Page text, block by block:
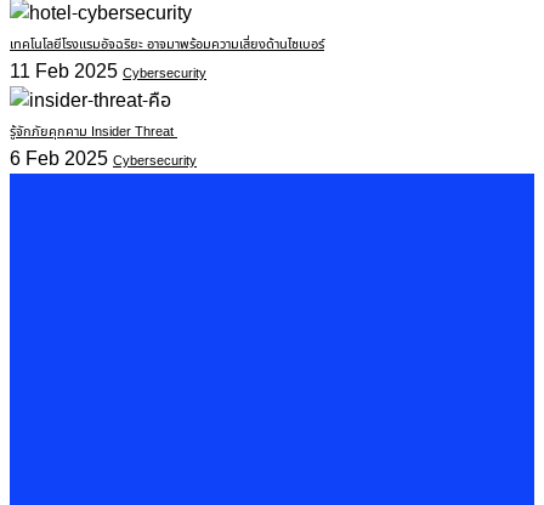
เทคโนโลยีโรงแรมอัจฉริยะ อาจมาพร้อมความเสี่ยงด้านไซเบอร์
11 Feb 2025 Cybersecurity
รู้จักภัยคุกคาม Insider Threat
6 Feb 2025 Cybersecurity